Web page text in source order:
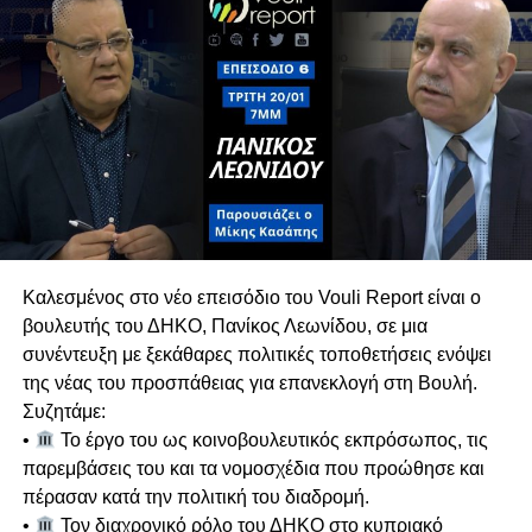
ήταν και παραμένει θεσμική, αποσυνδέοντας την
από τις τρέχουσες πολιτικές διεργασίες.
Πιθανές Συνεργασίες για Διακυβέρνηση
Σε ερώτηση για μετεκλογικές συνεργασίες, ο Γ.Γ.
του ΑΚΕΛ αποκλείει κατηγορηματικά το ΕΛΑΜ,
τονίζοντας ότι πρόκειται για ακροδεξιό κόμμα
με το οποίο υπάρχει βαθύ πολιτικό και
ιδεολογικό χάσμα.
Ομοσπονδία
Αναλύει τις διαχρονικές θέσεις του ΑΚΕΛ στο
Κυπριακό, επαναβεβαιώνοντας τη στήριξη στη
Διζωνική Δικοινοτική Ομοσπονδία. Ασκεί έντονη
κριτική σε όσους απορρίπτουν την
ομοσπονδιακή λύση χωρίς να καταθέτουν
ρεαλιστική εναλλακτική.
Υπογραμμίζει ότι η συνέχιση της τουρκικής
Καλεσμένος στο νέο επεισόδιο του Vouli Report είναι ο
βουλευτής του ΔΗΚΟ, Πανίκος Λεωνίδου, σε μια
συνέντευξη με ξεκάθαρες πολιτικές τοποθετήσεις ενόψει
της νέας του προσπάθειας για επανεκλογή στη Βουλή.
Συζητάμε:
•
Το έργο του ως κοινοβουλευτικός εκπρόσωπος, τις
παρεμβάσεις του και τα νομοσχέδια που προώθησε και
πέρασαν κατά την πολιτική του διαδρομή.
•
Τον διαχρονικό ρόλο του ΔΗΚΟ στο κυπριακό